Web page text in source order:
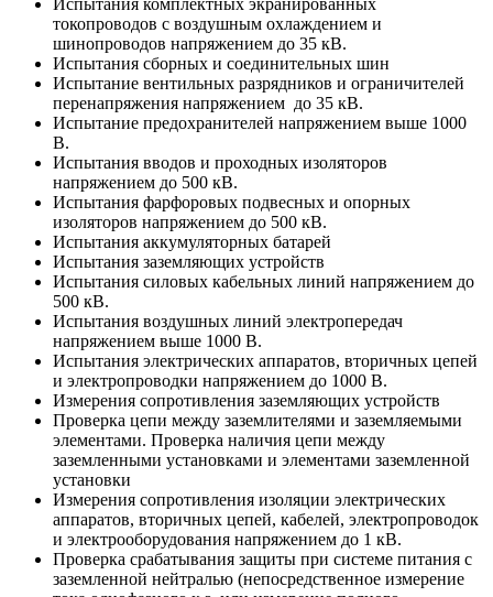
токопроводов с воздушным охлаждением и
шинопроводов напряжением до 35 кВ.
Испытания сборных и соединительных шин
Испытание вентильных разрядников и ограничителей
перенапряжения напряжением до 35 кВ.
Испытание предохранителей напряжением выше 1000
В.
Испытания вводов и проходных изоляторов
напряжением до 500 кВ.
Испытания фарфоровых подвесных и опорных
изоляторов напряжением до 500 кВ.
Испытания аккумуляторных батарей
Испытания заземляющих устройств
Испытания силовых кабельных линий напряжением до
500 кВ.
Испытания воздушных линий электропередач
напряжением выше 1000 В.
Испытания электрических аппаратов, вторичных цепей
и электропроводки напряжением до 1000 В.
Измерения сопротивления заземляющих устройств
Проверка цепи между заземлителями и заземляемыми
элементами. Проверка наличия цепи между
заземленными установками и элементами заземленной
установки
Измерения сопротивления изоляции электрических
аппаратов, вторичных цепей, кабелей, электропроводок
и электрооборудования напряжением до 1 кВ.
Проверка срабатывания защиты при системе питания с
заземленной нейтралью (непосредственное измерение